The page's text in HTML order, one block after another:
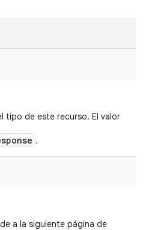
tipo de este recurso. El valor
.
a la siguiente página de